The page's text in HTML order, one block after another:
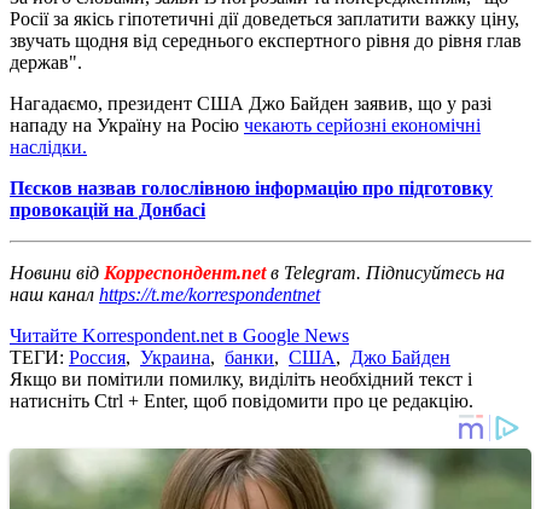
Росії за якісь гіпотетичні дії доведеться заплатити важку ціну,
звучать щодня від середнього експертного рівня до рівня глав
держав".
Нагадаємо, президент США Джо Байден заявив, що у разі
нападу на Україну на Росію чекають серйозні економічні
наслідки.
Пєсков назвав голослівною інформацію про підготовку
провокацій на Донбасі
Новини від Корреспондент.netв Telegram. Підписуйтесь на
наш канал https://t.me/korrespondentnet
Читайте Korrespondent.net в Google News
ТЕГИ: Россия, Украина, банки, США, Джо Байден
Якщо ви помітили помилку, виділіть необхідний текст і
натисніть Ctrl + Enter, щоб повідомити про це редакцію.